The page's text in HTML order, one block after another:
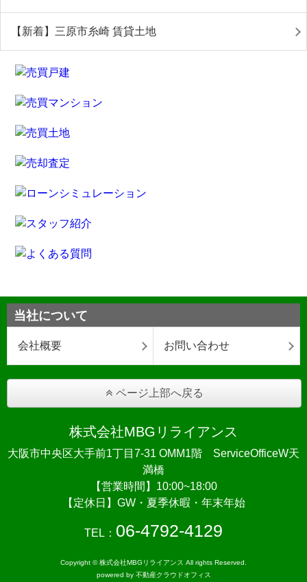
【新着】三原市糸崎 賃貸土地
当社について
会社概要 お問い合わせ
ページ上部へ戻る
株式会社MBGリライアンス
大阪市中央区大手前1丁目7-31 OMM1階 ServiceOfficeW天
満橋
【営業時間】10:00~18:00
【定休日】GW・夏季休暇・年末年始
TEL： 06-4792-4129
Copyright © 株式会社MBGリライアンス All rights Reserved.
powered by 不動産クラウドオフィス